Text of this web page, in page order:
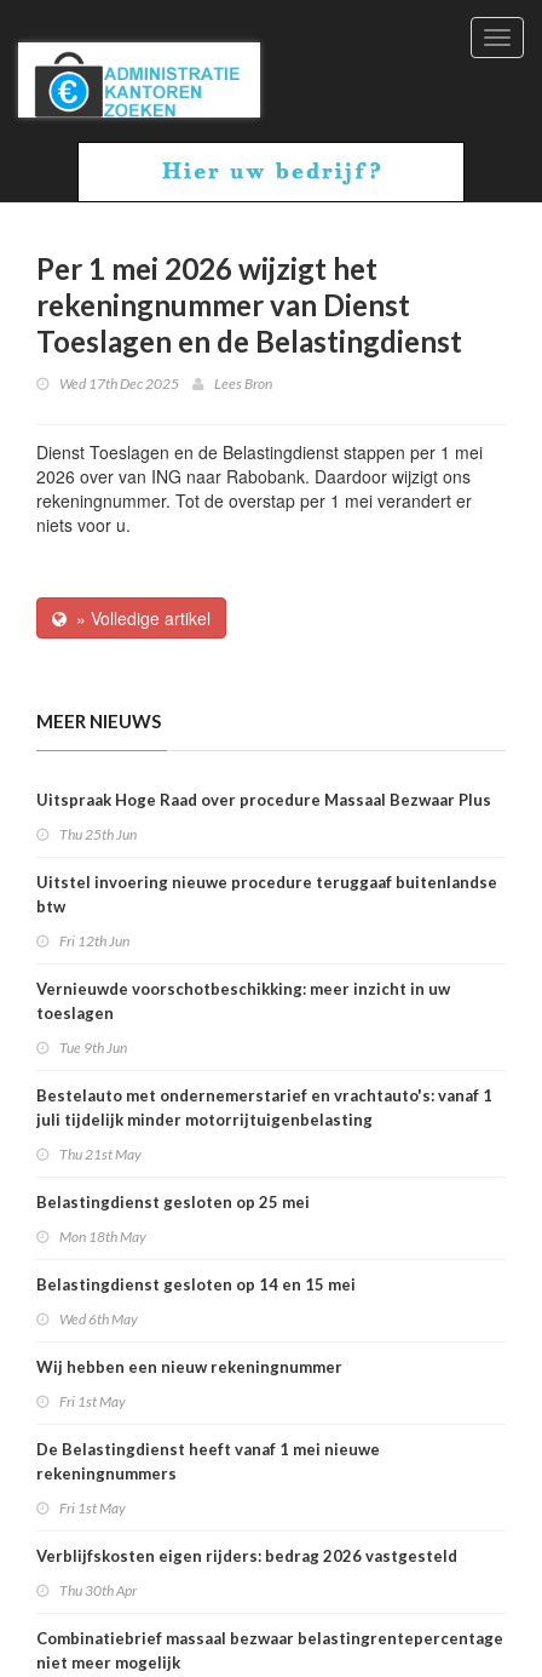
Per 1 mei 2026 wijzigt het
rekeningnummer van Dienst
Toeslagen en de Belastingdienst
Wed 17th Dec 2025 Lees Bron
Dienst Toeslagen en de Belastingdienst stappen per 1 mei
2026 over van ING naar Rabobank. Daardoor wijzigt ons
rekeningnummer. Tot de overstap per 1 mei verandert er
niets voor u.
» Volledige artikel
MEER NIEUWS
Uitspraak Hoge Raad over procedure Massaal Bezwaar Plus
Thu 25th Jun
Uitstel invoering nieuwe procedure teruggaaf buitenlandse
btw
Fri 12th Jun
Vernieuwde voorschotbeschikking: meer inzicht in uw
toeslagen
Tue 9th Jun
Bestelauto met ondernemerstarief en vrachtauto's: vanaf 1
juli tijdelijk minder motorrijtuigenbelasting
Thu 21st May
Belastingdienst gesloten op 25 mei
Mon 18th May
Belastingdienst gesloten op 14 en 15 mei
Wed 6th May
Wij hebben een nieuw rekeningnummer
Fri 1st May
De Belastingdienst heeft vanaf 1 mei nieuwe
rekeningnummers
Fri 1st May
Verblijfskosten eigen rijders: bedrag 2026 vastgesteld
Thu 30th Apr
Combinatiebrief massaal bezwaar belastingrentepercentage
niet meer mogelijk